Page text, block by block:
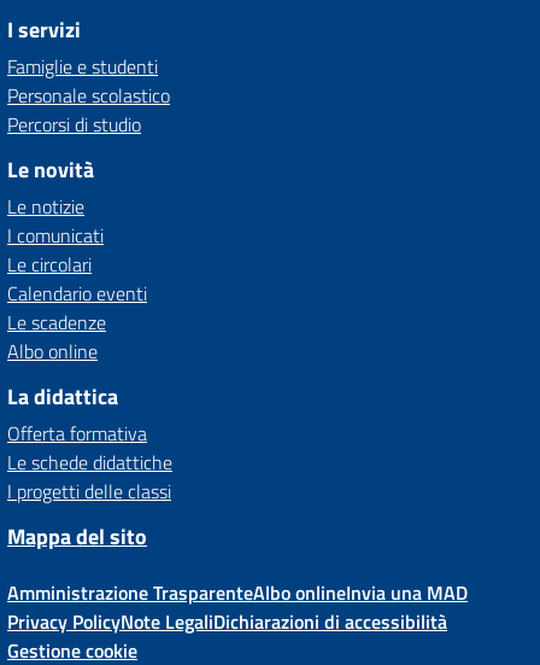
I servizi
Famiglie e studenti
Personale scolastico
Percorsi di studio
Le novità
Le notizie
I comunicati
Le circolari
Calendario eventi
Le scadenze
Albo online
La didattica
Offerta formativa
Le schede didattiche
I progetti delle classi
Mappa del sito
Amministrazione TrasparenteAlbo onlineInvia una MAD
Privacy PolicyNote LegaliDichiarazioni di accessibilità
Gestione cookie